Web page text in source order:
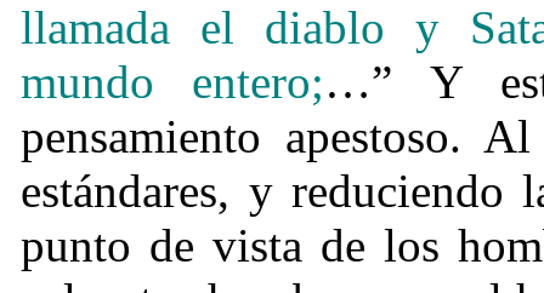
llamada el diablo y
mundo entero;…” Y
pensamiento apestoso.
estándares, y
punto de vista de los